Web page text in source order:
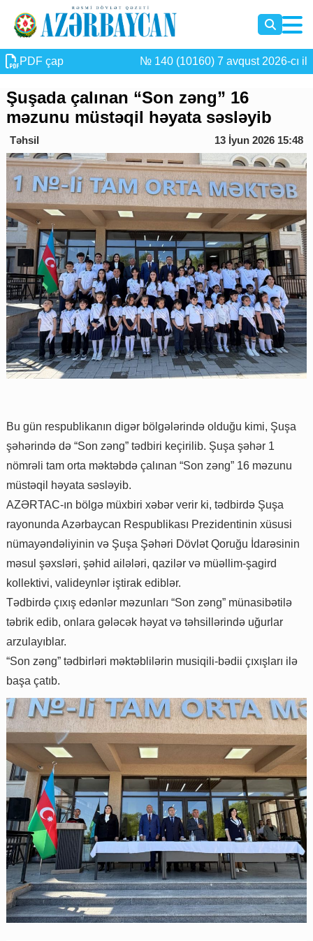
PDF çap № 140 (10160) 7 avqust 2026-cı il
Şuşada çalınan “Son zəng” 16
məzunu müstəqil həyata səsləyib
Təhsil 13 İyun 2026 15:48
Bu gün respublikanın digər bölgələrində olduğu kimi, Şuşa
şəhərində də “Son zəng” tədbiri keçirilib. Şuşa şəhər 1
nömrəli tam orta məktəbdə çalınan “Son zəng” 16 məzunu
müstəqil həyata səsləyib.
AZƏRTAC-ın bölgə müxbiri xəbər verir ki, tədbirdə Şuşa
rayonunda Azərbaycan Respublikası Prezidentinin xüsusi
nümayəndəliyinin və Şuşa Şəhəri Dövlət Qoruğu İdarəsinin
məsul şəxsləri, şəhid ailələri, qazilər və müəllim-şagird
kollektivi, valideynlər iştirak ediblər.
Tədbirdə çıxış edənlər məzunları “Son zəng” münasibətilə
təbrik edib, onlara gələcək həyat və təhsillərində uğurlar
arzulayıblar.
“Son zəng” tədbirləri məktəblilərin musiqili-bədii çıxışları ilə
başa çatıb.